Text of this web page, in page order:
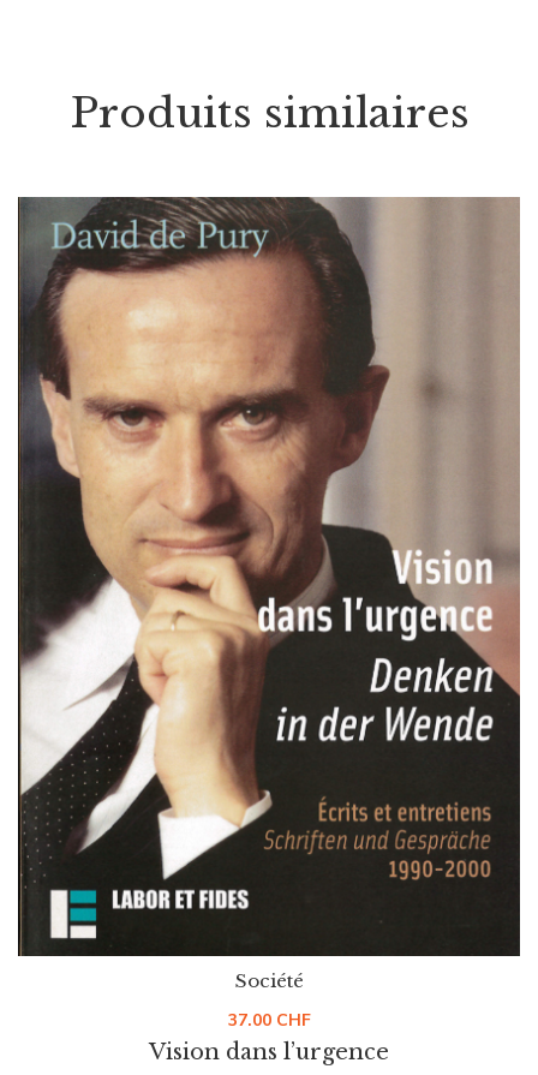
Produits similaires
Vision dans l’urgence
Société
37.00 CHF